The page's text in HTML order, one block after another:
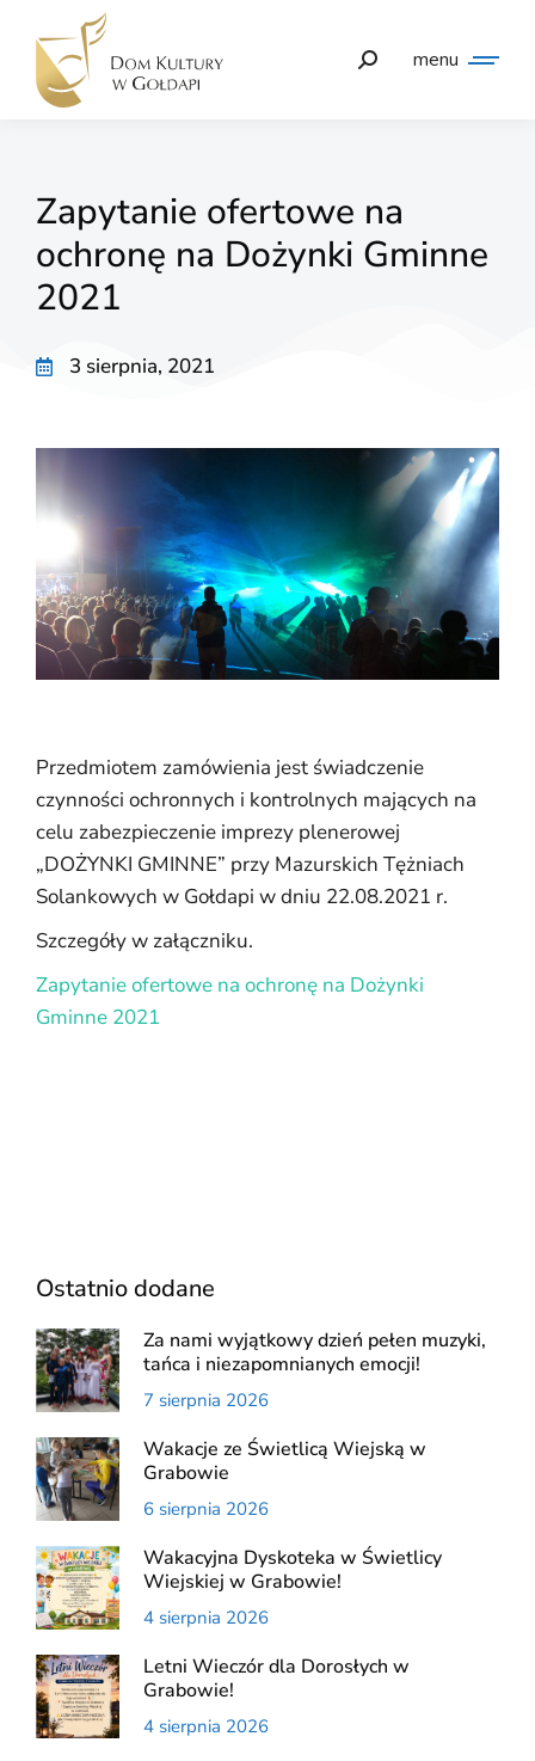
menu
Zapytanie ofertowe na
ochronę na Dożynki Gminne
2021
3 sierpnia, 2021
Przedmiotem zamówienia jest świadczenie
czynności ochronnych i kontrolnych mających na
celu zabezpieczenie imprezy plenerowej
„DOŻYNKI GMINNE” przy Mazurskich Tężniach
Solankowych w Gołdapi w dniu 22.08.2021 r.
Szczegóły w załączniku.
Zapytanie ofertowe na ochronę na Dożynki
Gminne 2021
Ostatnio dodane
Za nami wyjątkowy dzień pełen muzyki,
tańca i niezapomnianych emocji!
7 sierpnia 2026
Wakacje ze Świetlicą Wiejską w
Grabowie
6 sierpnia 2026
Wakacyjna Dyskoteka w Świetlicy
Wiejskiej w Grabowie!
4 sierpnia 2026
Letni Wieczór dla Dorosłych w
Grabowie!
4 sierpnia 2026